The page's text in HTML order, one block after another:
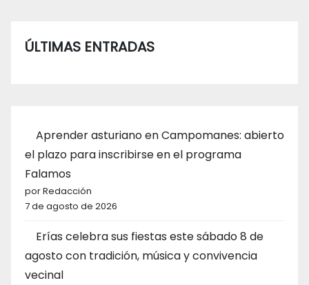
ÚLTIMAS ENTRADAS
Aprender asturiano en Campomanes: abierto
el plazo para inscribirse en el programa
Falamos
por Redacción
7 de agosto de 2026
Erías celebra sus fiestas este sábado 8 de
agosto con tradición, música y convivencia
vecinal